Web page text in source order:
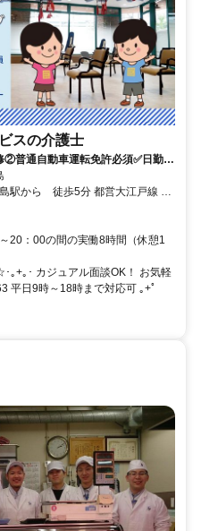
スの介護士
普通自動車運転免許必須✅️日勤の
20：00の間の実働8時間（休憩1
｡+｡･ カジュアル面談OK！ お気軽
平日9時～18時まで対応可 ｡+ﾟ